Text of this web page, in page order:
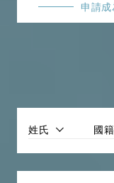
類】
託、金
產處置、
海事海
商類】
國際貿
上運輸
申請
姓氏 國籍